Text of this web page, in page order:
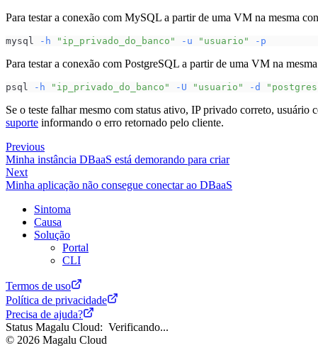
Para testar a conexão com MySQL a partir de uma VM na mesma
mysql -h "ip_privado_do_banco" -u "usuario" -p
Para testar a conexão com PostgreSQL a partir de uma VM na
psql -h "ip_privado_do_banco" -U "usuario" -d
Se o teste falhar mesmo com status ativo, IP privado correto, usuário
suporte informando o erro retornado pelo cliente.
Previous
Minha instância DBaaS está demorando para criar
Next
Minha aplicação não consegue conectar ao DBaaS
Sintoma
Causa
Solução
Portal
CLI
Termos de uso
Política de privacidade
Precisa de ajuda?
Status Magalu Cloud: Verificando...
© 2026 Magalu Cloud